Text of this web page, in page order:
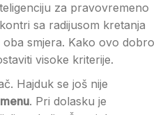
za pravovremeno
sa radijusom kretanja
smjera. Kako ovo dobro
visoke kriterije.
Hajduk se još nije
. Pri dolasku je